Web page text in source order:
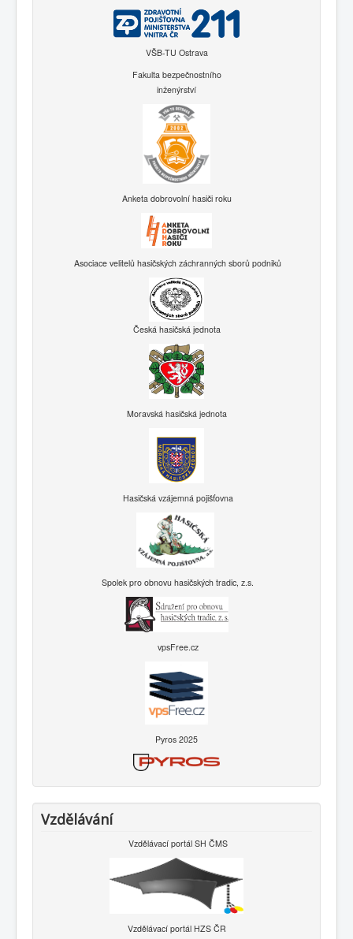
VŠB-TU Ostrava
Fakulta bezpečnostního
inženýrství
Anketa dobrovolní hasiči roku
Asociace velitelů hasičských záchranných sborů podniků
Česká hasičská jednota
Moravská hasičská jednota
Hasičská vzájemná pojišťovna
Spolek pro obnovu hasičských tradic, z.s.
vpsFree.cz
Pyros 2025
Vzdělávání
Vzdělávací portál SH ČMS
Vzdělávací portál HZS ČR